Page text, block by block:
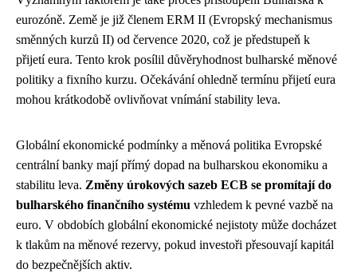
eurozóně. Země je již členem ERM II (Evropský mechanismus
směnných kurzů II) od července 2020, což je předstupeň k
přijetí eura. Tento krok posílil důvěryhodnost bulharské měnové
politiky a fixního kurzu. Očekávání ohledně termínu přijetí eura
mohou krátkodobě ovlivňovat vnímání stability leva.
Globální ekonomické podmínky a měnová politika Evropské
centrální banky mají přímý dopad na bulharskou ekonomiku a
stabilitu leva. Změny úrokových sazeb ECB se promítají do
bulharského finančního systému vzhledem k pevné vazbě na
euro. V obdobích globální ekonomické nejistoty může docházet
k tlakům na měnové rezervy, pokud investoři přesouvají kapitál
do bezpečnějších aktiv.